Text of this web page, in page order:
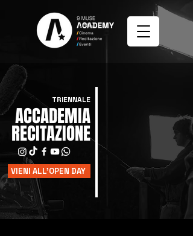
TRIENNALE
ACCADEMIA
RECITAZIONE
VIENI ALL'OPEN DAY